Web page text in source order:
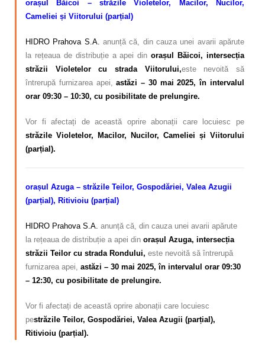
orașul Băicoi – străzile Violetelor, Macilor, Nucilor,
Cameliei și Viitorului (parțial)
HIDRO Prahova S.A. anunță că, din cauza unei avarii apărute
la rețeaua de distribuție a apei din orașul Băicoi, intersecția
străzii Violetelor cu strada Viitorului,este nevoită să
întrerupă furnizarea apei,astăzi – 30 mai 2025, în intervalul
orar 09:30 – 10:30, cu posibilitate de prelungire.
Vor fi afectați de această oprire abonații care locuiesc pe
străzile Violetelor, Macilor, Nucilor, Cameliei și Viitorului
(parțial).
orașul Azuga – străzile Teilor, Gospodăriei, Valea Azugii
(parțial), Ritivioiu (parțial)
HIDRO Prahova S.A. anunță că, din cauza unei avarii apărute
la rețeaua de distribuție a apei din orașul Azuga, intersecția
străzii Teilor cu strada Rondului, este nevoită să întrerupă
furnizarea apei, astăzi – 30 mai 2025, în intervalul orar 09:30
– 12:30, cu posibilitate de prelungire.
Vor fi afectați de această oprire abonații care locuiesc
pestrăzile Teilor, Gospodăriei, Valea Azugii (parțial),
Ritivioiu (parțial).